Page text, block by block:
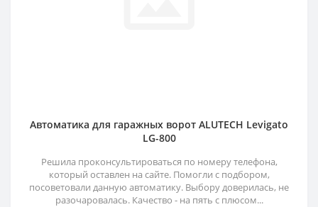
Автоматика для гаражных ворот ALUTECH Levigato
LG-800
Решила проконсультироваться по номеру телефона,
который оставлен на сайте. Помогли с подбором,
посоветовали данную автоматику. Выбору доверилась, не
разочаровалась. Качество - на пять с плюсом...